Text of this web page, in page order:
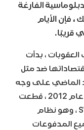
الفارغة
، فإن الأيام
قريبًا.
، بدأت
ضد مثل
الماضي على وجه
الخصوص أقنعتهم للقيام بذلك. في عام 2012 ، قطعت
الولايات المتحدة إيران عن نظام SWIFT ، وهو نظام
المدفوعات